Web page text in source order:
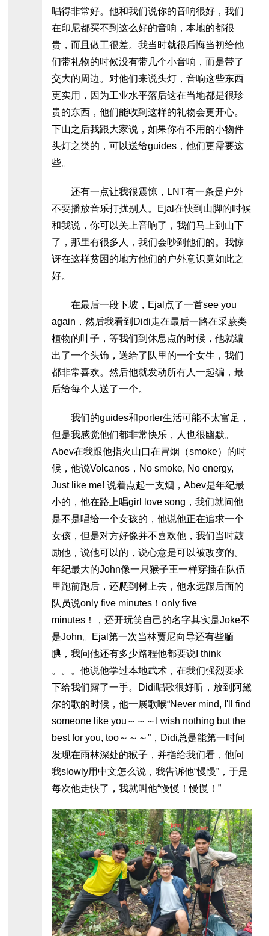
唱得非常好。他和我们说你的音响很好，我们
在印尼都买不到这么好的音响，本地的都很
贵，而且做工很差。我当时就很后悔当初给他
们带礼物的时候没有带几个小音响，而是带了
交大的周边。对他们来说头灯，音响这些东西
更实用，因为工业水平落后这在当地都是很珍
贵的东西，他们能收到这样的礼物会更开心。
下山之后我跟大家说，如果你有不用的小物件
头灯之类的，可以送给guides，他们更需要这
些。
还有一点让我很震惊，LNT有一条是户外
不要播放音乐打扰别人。Ejal在快到山脚的时候
和我说，你可以关上音响了，我们马上到山下
了，那里有很多人，我们会吵到他们的。我惊
讶在这样贫困的地方他们的户外意识竟如此之
好。
在最后一段下坡，Ejal点了一首see you
again，然后我看到Didi走在最后一路在采蕨类
植物的叶子，等我们到休息点的时候，他就编
出了一个头饰，送给了队里的一个女生，我们
都非常喜欢。然后他就发动所有人一起编，最
后给每个人送了一个。
我们的guides和porter生活可能不太富足，
但是我感觉他们都非常快乐，人也很幽默。
Abev在我跟他指火山口在冒烟（smoke）的时
候，他说Volcanos，No smoke, No energy,
Just like me! 说着点起一支烟，Abev是年纪最
小的，他在路上唱girl love song，我们就问他
是不是唱给一个女孩的，他说他正在追求一个
女孩，但是对方好像并不喜欢他，我们当时鼓
励他，说他可以的，说心意是可以被改变的。
年纪最大的John像一只猴子王一样穿插在队伍
里跑前跑后，还爬到树上去，他永远跟后面的
队员说only five minutes！only five
minutes！，还开玩笑自己的名字其实是Joke不
是John。Ejal第一次当林贾尼向导还有些腼
腆，我问他还有多少路程他都要说I think
。。。他说他学过本地武术，在我们强烈要求
下给我们露了一手。Didi唱歌很好听，放到阿黛
尔的歌的时候，他一展歌喉“Never mind, I'll find
someone like you～～～I wish nothing but the
best for you, too～～～”，Didi总是能第一时间
发现在雨林深处的猴子，并指给我们看，他问
我slowly用中文怎么说，我告诉他“慢慢”，于是
每次他走快了，我就叫他“慢慢！慢慢！”